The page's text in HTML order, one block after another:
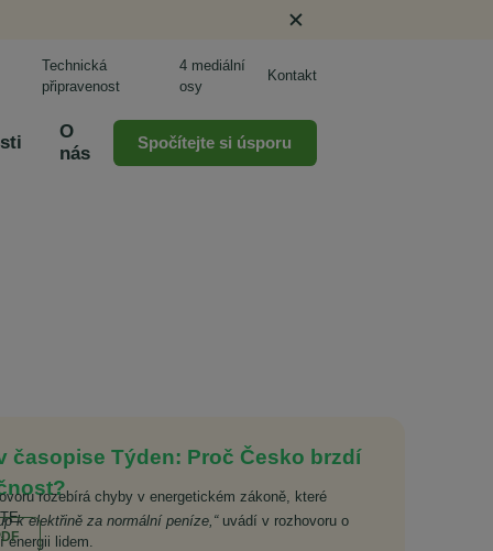
Technická
připravenost
4 mediální
osy
Kontakt
O
nás
Spočítejte si úsporu
časopise Týden: Proč Česko brzdí
rozebírá chyby v energetickém zákoně, které
k elektřině za normální peníze,“uvádí v rozhovoru o
lidem.